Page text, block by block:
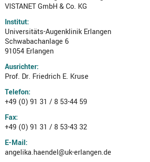
VISTANET GmbH & Co. KG
Institut:
Universitäts-Augenklinik Erlangen
Schwabachanlage 6
91054 Erlangen
Ausrichter:
Prof. Dr. Friedrich E. Kruse
Telefon:
+49 (0) 91 31 / 8 53-44 59
Fax:
+49 (0) 91 31 / 8 53-43 32
E-Mail:
angelika.haendel@uk-erlangen.de